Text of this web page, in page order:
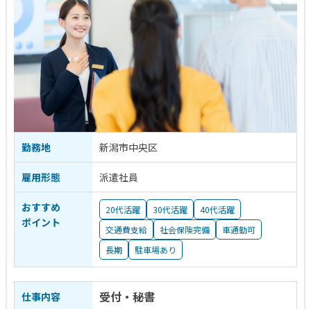
勤務地 新潟市中央区
雇用形態 派遣社員
おすすめ
ポイント
20代活躍 30代活躍
40代活躍
交通費支給
社会保険完備
車通勤可
長期
駐車場あり
仕事内容 受付・秘書